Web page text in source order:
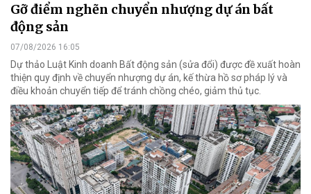
Gỡ điểm nghẽn chuyển nhượng dự án bất
động sản
07/08/2026 16:05
Dự thảo Luật Kinh doanh Bất động sản (sửa đổi) được đề xuất hoàn
thiện quy định về chuyển nhượng dự án, kế thừa hồ sơ pháp lý và
điều khoản chuyển tiếp để tránh chồng chéo, giảm thủ tục.